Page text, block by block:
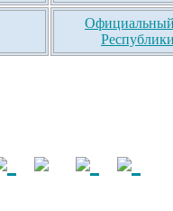
Официальный